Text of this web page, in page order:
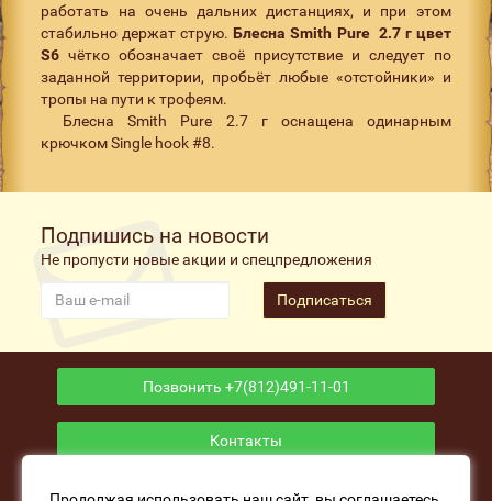
работать на очень дальних дистанциях, и при этом
стабильно держат струю.Блесна Smith Pure 2.7 г цвет
S6 чётко обозначает своё присутствие и следует по
заданной территории, пробьёт любые «отстойники» и
тропы на пути к трофеям.
Блесна Smith Pure 2.7 г оснащена одинарным
крючком Single hook #8.
Подпишись на новости
Не пропусти новые акции и спецпредложения
Подписаться
Позвонить +7(812)491-11-01
Контакты
Приложение